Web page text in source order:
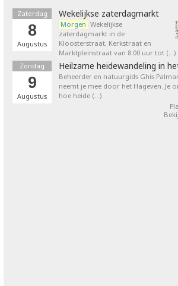
Zaterdag
8
Augustus
Wekelijkse zaterdagmarkt
Morgen Wekelijkse
zaterdagmarkt in de
Kloosterstraat, Kerkstraat en
Marktpleinstraat van 8.00 uur tot (…)
Zondag
9
Augustus
Heilzame heidewandeling in
Beheerder en natuurgids Ghis
neemt je mee door het Hageven. Je
hoe heide (…)